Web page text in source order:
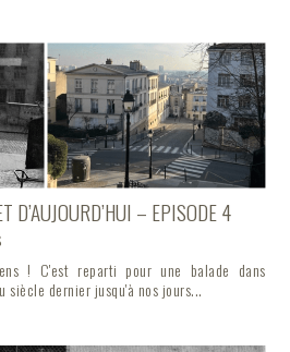
D’AUJOURD’HUI – EPISODE 4
! C'est reparti pour une balade dans
siècle dernier jusqu'à nos jours...